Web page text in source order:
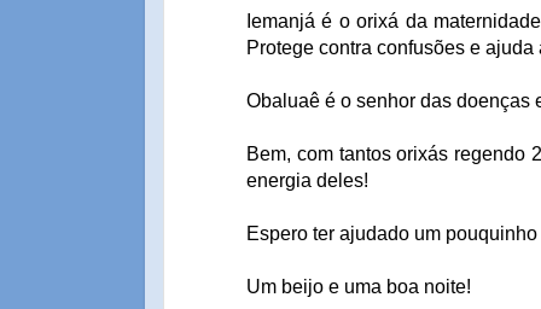
Iemanjá é o orixá da
Protege contra confusões e
Obaluaê é o senhor das doenças
Bem, com tantos orixás regendo
energia deles!
Espero ter ajudado um
Um beijo e uma boa noite!